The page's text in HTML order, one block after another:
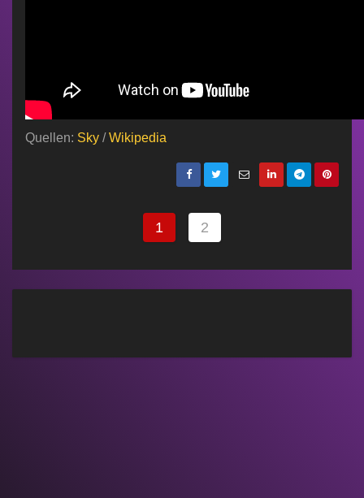
Quellen: Sky /Wikipedia
1 2